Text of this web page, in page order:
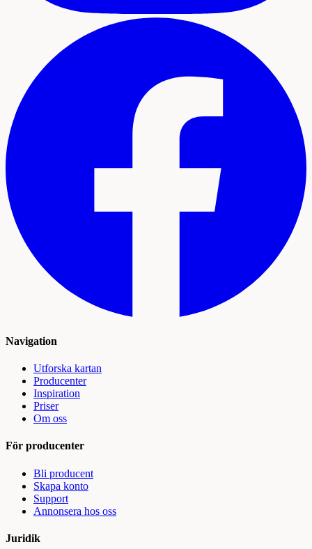
Navigation
Utforska kartan
Producenter
Inspiration
Priser
Om oss
För producenter
Bli producent
Skapa konto
Support
Annonsera hos oss
Juridik